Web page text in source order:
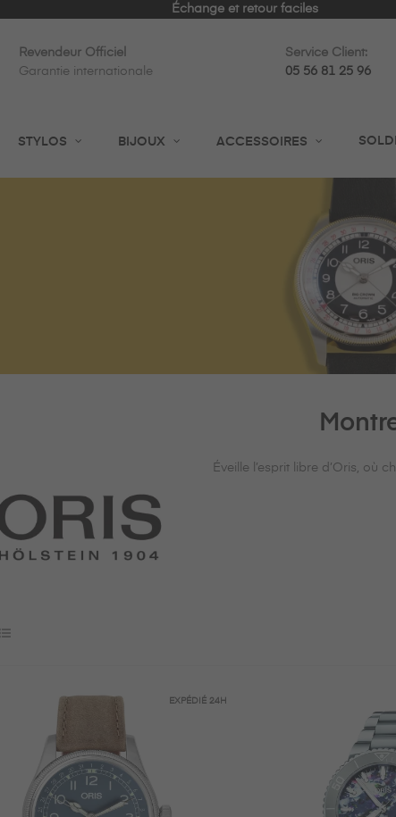
Expédition rapide en 24h
Revendeur Officiel
Garantie internationale
Service Client:
05 56 81 25 96
STYLOS BIJOUX ACCESSOIRES
Éveille l’esprit libre d’Oris, où
EXPÉDIÉ24H